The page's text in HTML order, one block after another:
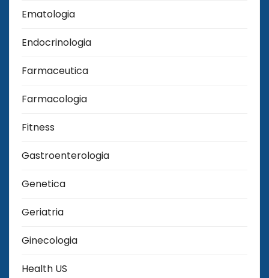
Ematologia
Endocrinologia
Farmaceutica
Farmacologia
Fitness
Gastroenterologia
Genetica
Geriatria
Ginecologia
Health US